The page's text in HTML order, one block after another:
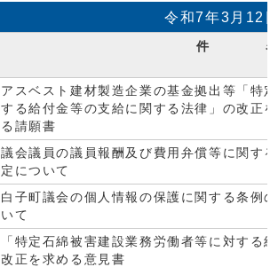
令和7年3月12
件
アスベスト建材製造企業の基金拠出等「特
する給付金等の支給に関する法律」の改正
る請願書
議会議員の議員報酬及び費用弁償等に関す
定について
白子町議会の個人情報の保護に関する条例
いて
「特定石綿被害建設業務労働者等に対する
改正を求める意見書